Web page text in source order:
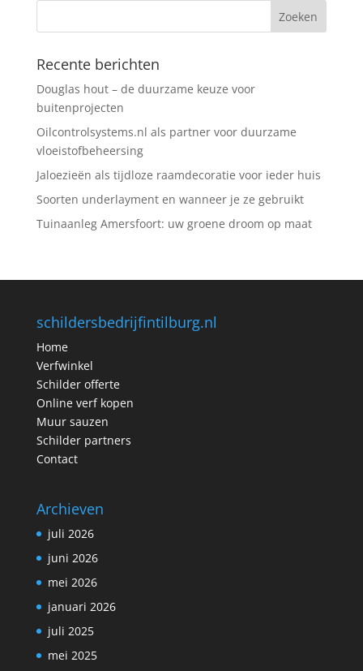
Recente berichten
Douglas hout – de duurzame keuze voor
buitenprojecten
Oilcontrolsystems.nl als partner voor duurzame
vloeistofbeheersing
Jaloezieën als tijdloze raamdecoratie voor ieder huis
Soorten underlayment en wanneer je ze gebruikt
Tuinaanleg Amersfoort: uw groene droom op maat
schildersbedrijfintilburg.nl
Home
Verfwinkel
Schilder offerte
Online verf kopen
Muur sauzen
Schilder partners
Contact
Archieven
juli 2026
juni 2026
mei 2026
januari 2026
juli 2025
mei 2025